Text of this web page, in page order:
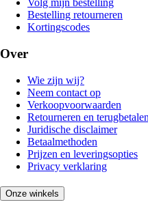
Volg mijn bestelling
Bestelling retourneren
Kortingscodes
Over
Wie zijn wij?
Neem contact op
Verkoopvoorwaarden
Retourneren en terugbetalen
Juridische disclaimer
Betaalmethoden
Prijzen en leveringsopties
Privacy verklaring
Onze winkels